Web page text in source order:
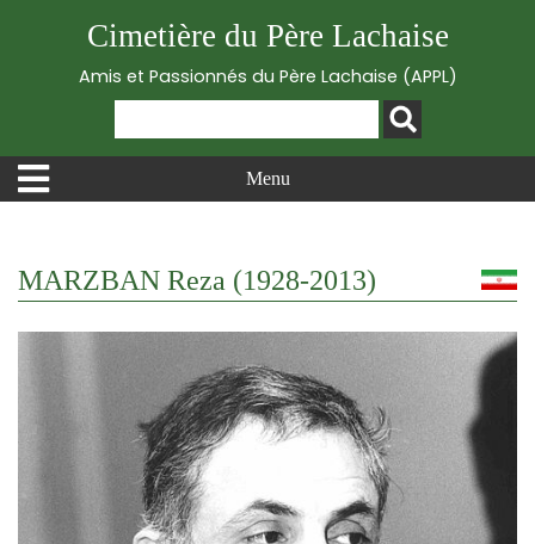
Cimetière du Père Lachaise
Amis et Passionnés du Père Lachaise (APPL)
Menu
MARZBAN Reza (1928-2013)